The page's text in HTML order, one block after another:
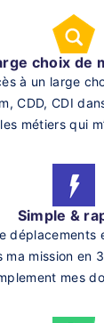
choix de
à un large
CDD, CDI
métiers qui
Simple &
déplacements
ma mission en
mes